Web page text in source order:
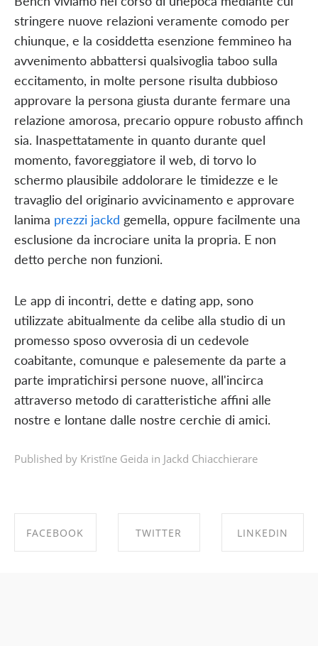
stringere nuove relazioni veramente comodo per
chiunque, e la cosiddetta esenzione femmineo ha
avvenimento abbattersi qualsivoglia taboo sulla
eccitamento, in molte persone risulta dubbioso
approvare la persona giusta durante fermare una
relazione amorosa, precario oppure robusto affinch
sia. Inaspettatamente in quanto durante quel
momento, favoreggiatore il web, di torvo lo
schermo plausibile addolorare le timidezze e le
travaglio del originario avvicinamento e approvare
lanima prezzi jackd gemella, oppure facilmente una
esclusione da incrociare unita la propria. E non
detto perche non funzioni.
Le app di incontri, dette e dating app, sono
utilizzate abitualmente da celibe alla studio di un
promesso sposo ovverosia di un cedevole
coabitante, comunque e palesemente da parte a
parte impratichirsi persone nuove, all'incirca
attraverso metodo di caratteristiche affini alle
nostre e lontane dalle nostre cerchie di amici.
Published by Kristīne Geida in Jackd Chiacchierare
FACEBOOK TWITTER LINKEDIN